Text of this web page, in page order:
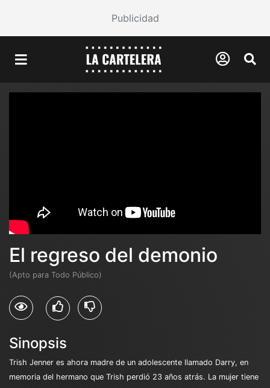
Publicidad
El regreso del demonio
(Apto para Todo Público)
Sinopsis
Trish Jenner es ahora madre de un adolescente llamado Darry, en
memoria del hermano que Trish perdió 23 años atrás. La mujer tiene